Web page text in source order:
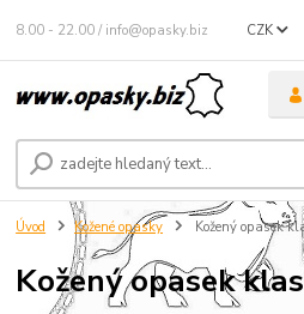
CZK
8.00 - 22.00 / info@opasky.biz
Úvod Kožené opasky Kožený opasek
Kožený opasek